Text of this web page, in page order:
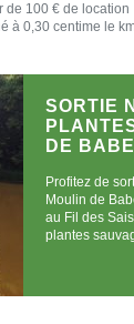
de 100 € de location
à 0,30 centime le
SORTIE
DE
Profitez de
Moulin de
au Fil des
plantes